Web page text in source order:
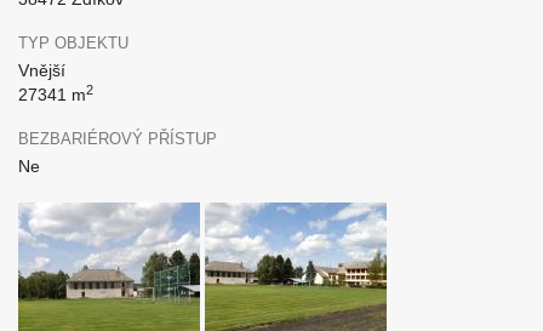
TYP OBJEKTU
Vnější
27341 m2
BEZBARIÉROVÝ PŘÍSTUP
Ne